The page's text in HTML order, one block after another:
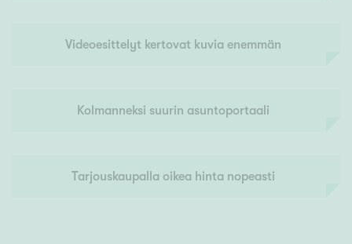
Videoesittelyt kertovat kuvia enemmän
Kolmanneksi suurin asuntoportaali
Tarjouskaupalla oikea hinta nopeasti